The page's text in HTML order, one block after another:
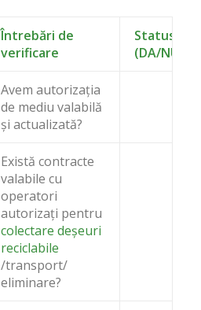
Întrebări de
verificare
Status
(DA/NU)
Avem autorizația
de mediu valabilă
și actualizată?
Există contracte
valabile cu
operatori
autorizați pentru
colectare deșeuri
reciclabile
/transport/
eliminare?